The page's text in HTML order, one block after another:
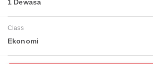
1 Dewasa
Class
Ekonomi